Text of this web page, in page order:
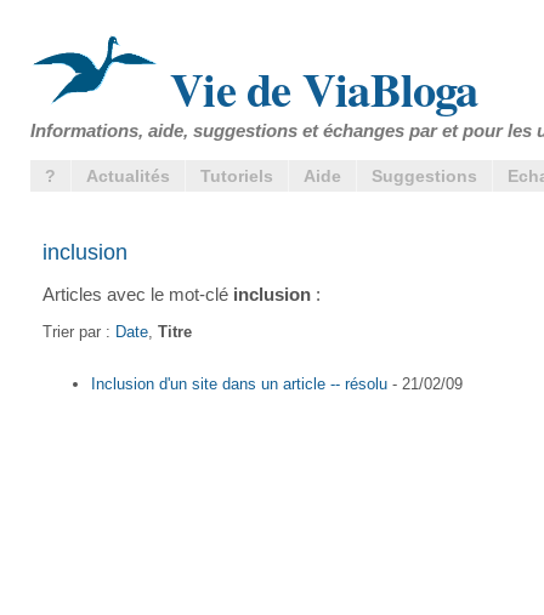
Vie de ViaBloga
Informations, aide, suggestions et échanges par et pour les
? Actualités Tutoriels Aide Suggestions
inclusion
Articles avec le mot-clé inclusion :
Trier par : Date Titre
Inclusion d'un site dans un article -- résolu - 21/02/09